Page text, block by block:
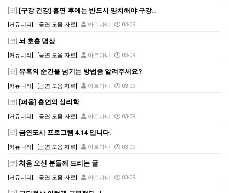
[코] [구강 건강] 흡연 후에는 반드시 양치해야 구강암 예방
[커뮤니티] [금연 도움 자료] 아르마니 03-09
[코] 뇌 호흡 명상
[커뮤니티] [금연 도움 자료] 아르마니 03-09
[코] 유혹의 순간을 넘기는 방법좀 알려주세요?
[커뮤니티] [금연 도움 자료] 아르마니 03-09
[코] [퍼옴] 흡연의 심리학
[커뮤니티] [금연 도움 자료] 아르마니 03-09
[코] 금연도시 프로그램 4.14 입니다.
[커뮤니티] [금연 도움 자료] 아르마니 03-09
[코] 처음 오신 분들께 드리는 글
[커뮤니티] [금연 도움 자료] 아르마니 03-09